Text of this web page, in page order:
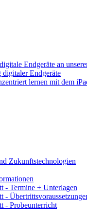
Endgeräte an
Endgeräte
lernen mit dem
Zukunftstechnologien
- Termine + Unterlagen
- Probeunterricht